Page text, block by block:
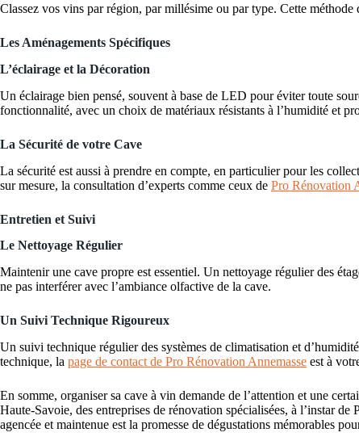
Classez vos vins par région, par millésime ou par type. Cette méthode
Les Aménagements Spécifiques
L’éclairage et la Décoration
Un éclairage bien pensé, souvent à base de LED pour éviter toute
fonctionnalité, avec un choix de matériaux résistants à l’humidité et
La Sécurité de votre Cave
La sécurité est aussi à prendre en compte, en particulier pour les
sur mesure, la consultation d’experts comme ceux de Pro Rénovation
Entretien et Suivi
Le Nettoyage Régulier
Maintenir une cave propre est essentiel. Un nettoyage régulier des
ne pas interférer avec l’ambiance olfactive de la cave.
Un Suivi Technique Rigoureux
Un suivi technique régulier des systèmes de climatisation et
technique, la page de contact de Pro Rénovation Annemasse est à
En somme, organiser sa cave à vin demande de l’attention et une
Haute-Savoie, des entreprises de rénovation spécialisées, à l’instar
agencée et maintenue est la promesse de dégustations mémorables